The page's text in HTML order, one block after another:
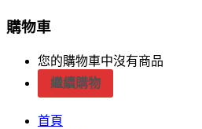
購物車
您的購物車中沒有商品
繼續購物
首頁